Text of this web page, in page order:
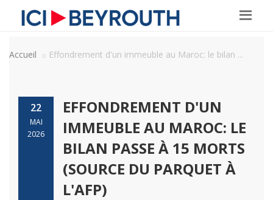
Accueil Effondrement d'un immeuble au Maroc: le bilan ...
22
MAI
2026
EFFONDREMENT D'UN
IMMEUBLE AU MAROC: LE
BILAN PASSE À 15 MORTS
(SOURCE DU PARQUET À
L'AFP)